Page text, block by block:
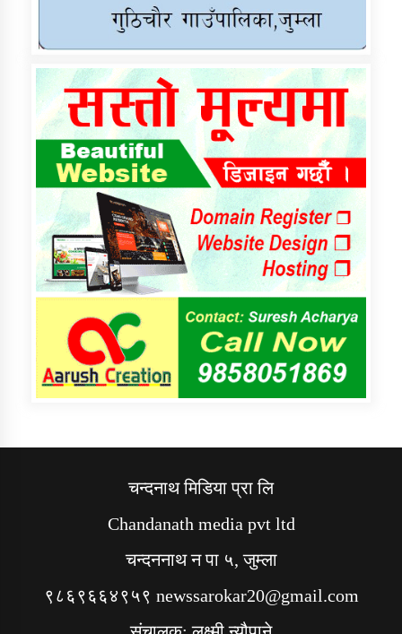
चन्दनाथ मिडिया प्रा लि
Chandanath media pvt ltd
चन्दननाथ न पा ५, जुम्ला
९८६९६६४९५९ newssarokar20@gmail.com